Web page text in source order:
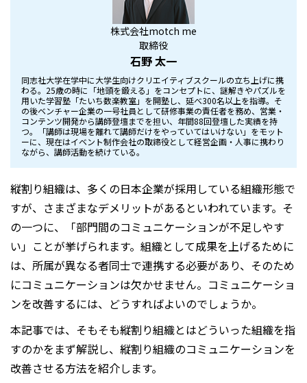
株式会社motch me
取締役
石野 太一
同志社大学在学中に大学生向けクリエイティブスクールの立ち上げに携
わる。25歳の時に「地頭を鍛える」をコンセプトに、謎解きやパズルを
用いた学習塾「たいち数楽教室」を開塾し、延べ300名以上を指導。そ
の後ベンチャー企業の一号社員として研修事業の責任者を務め、営業・
コンテンツ開発から講師登壇までを担い、年間88回登壇した実績を持
つ。「講師は現場を離れて講師だけをやっていてはいけない」をモット
ーに、現在はイベント制作会社の取締役として経営企画・人事に携わり
ながら、講師活動を続けている。
縦割り組織は、多くの日本企業が採用している組織形態で
すが、さまざまなデメリットがあるといわれています。そ
の一つに、「部門間のコミュニケーションが不足しやす
い」ことが挙げられます。組織として成果を上げるために
は、所属が異なる者同士で連携する必要があり、そのため
にコミュニケーションは欠かせません。コミュニケーショ
ンを改善するには、どうすればよいのでしょうか。
本記事では、そもそも縦割り組織とはどういった組織を指
すのかをまず解説し、縦割り組織のコミュニケーションを
改善させる方法を紹介します。